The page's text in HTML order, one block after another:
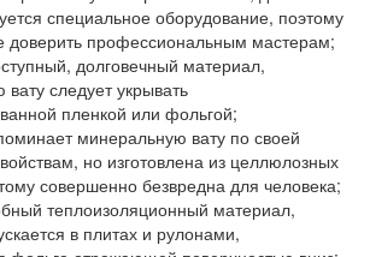
специальное оборудование, поэтому
доверить профессиональным мастерам;
долговечный материал,
следует укрывать
пленкой или фольгой;
минеральную вату по своей
но изготовлена из целлюлозных
совершенно безвредна для человека;
теплоизоляционный материал,
в плитах и рулонами,